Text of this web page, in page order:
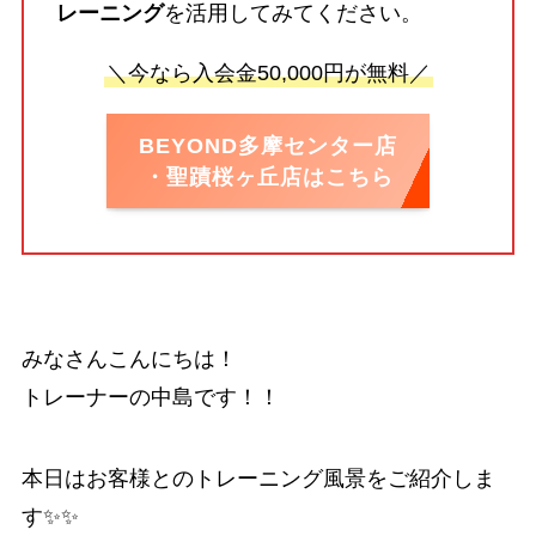
レーニングを活用してみてください。
＼今なら入会金50,000円が無料／
BEYOND多摩センター店
・聖蹟桜ヶ丘店はこちら
みなさんこんにちは！
トレーナーの中島です！！
本日はお客様とのトレーニング風景をご紹介しま
す✨✨